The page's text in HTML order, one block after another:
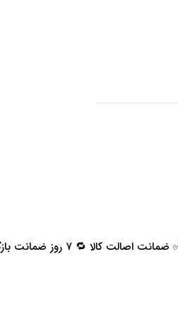
روز ضمانت بازگشت 📞 پشتیبانی واقعی